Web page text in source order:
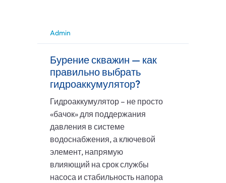
Admin
Бурение скважин — как
правильно выбрать
гидроаккумулятор?
Гидроаккумулятор – не просто
«бачок» для поддержания
давления в системе
водоснабжения, а ключевой
элемент, напрямую
влияющий на срок службы
насоса и стабильность напора